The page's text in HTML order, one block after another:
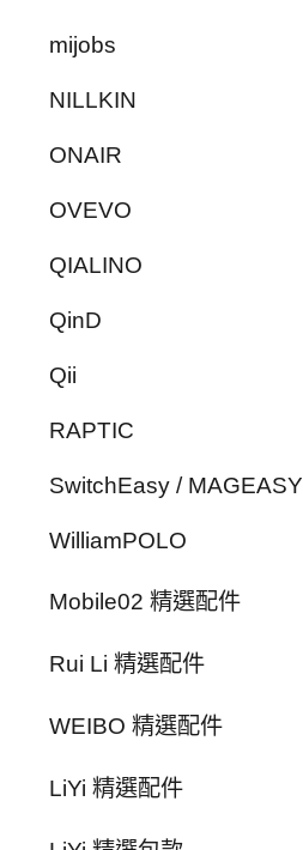
mijobs
NILLKIN
ONAIR
OVEVO
QIALINO
QinD
Qii
RAPTIC
SwitchEasy / MAGEASY
WilliamPOLO
Mobile02 精選配件
Rui Li 精選配件
WEIBO 精選配件
LiYi 精選配件